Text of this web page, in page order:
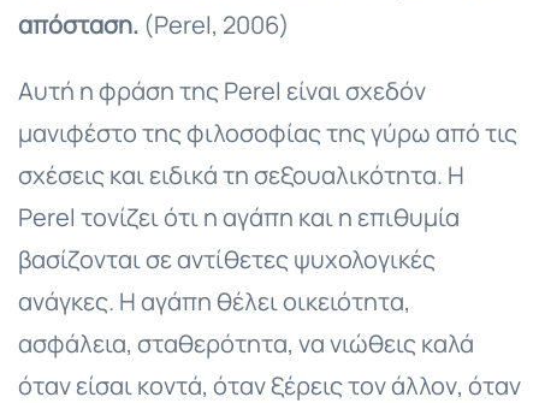
απόσταση. (Perel, 2006)
Αυτή η φράση της Perel είναι σχεδόν
μανιφέστο της φιλοσοφίας της γύρω από τις
σχέσεις και ειδικά τη σεξουαλικότητα. Η
Perel τονίζει ότι η αγάπη και η επιθυμία
βασίζονται σε αντίθετες ψυχολογικές
ανάγκες. H αγάπη θέλει οικειότητα,
ασφάλεια, σταθερότητα, να νιώθεις καλά
όταν είσαι κοντά, όταν ξέρεις τον άλλον, όταν